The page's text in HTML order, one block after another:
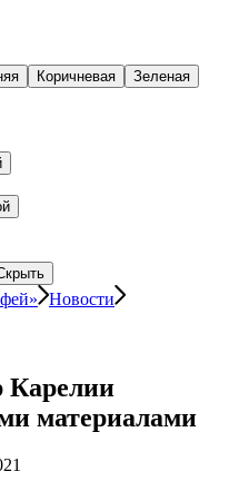
Коричневая Зеленая
Новости
Карелии
материалами